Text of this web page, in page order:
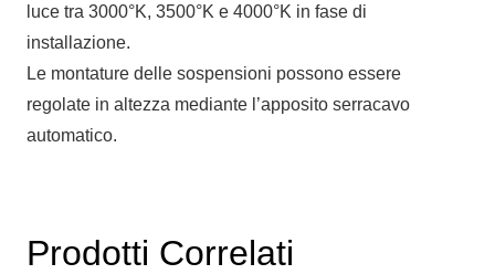
luce tra 3000°K, 3500°K e 4000°K in fase di
installazione.
Le montature delle sospensioni possono essere
regolate in altezza mediante l’apposito serracavo
automatico.
Prodotti Correlati